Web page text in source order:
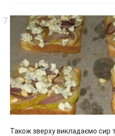
Також зверху викладаємо сир